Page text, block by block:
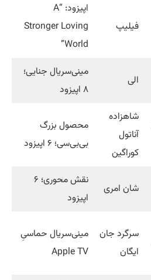
فیلیپ
اپیزود: “A
Stronger Loving
World”
الی
مینی‌سریال جنایی؛
۸ اپیزود
شاهزاده
آناتول
کوراگین
محصول بزرگ
بی‌بی‌سی؛ ۶ اپیزود
شان امری
نقش محوری؛ ۶
اپیزود
سرگرد جان
ایگان
مینی‌سریال حماسیِ
Apple TV